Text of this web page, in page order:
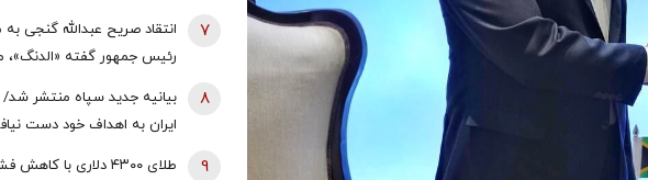
انتقاد صریح عبدالله گنجی
رئیس جمهور گفته «الدنگ»،
هستیم/ اگر کسی به سران
قوه قضائیه ورود نمی‌کند؟
7
بیانیه جدید سپاه منتشر شد/
ایران به اهداف خود دست
8
طلای ۴۳۰۰ دلاری با
9